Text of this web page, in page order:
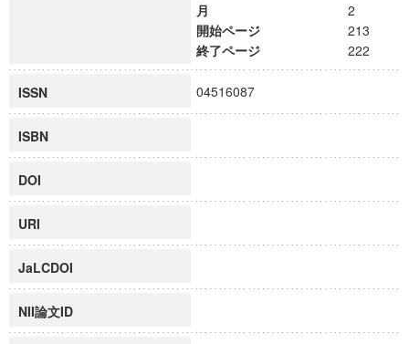
月
2
開始ページ
213
終了ページ
222
ISSN 04516087
ISBN
DOI
URI
JaLCDOI
NII論文ID